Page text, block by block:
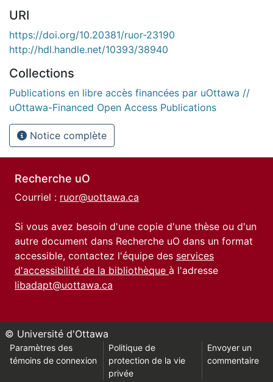
URI
https://doi.org/10.20381/ruor-23190
http://hdl.handle.net/10393/38940
Collections
Publications en libre accès financées par uOttawa //
uOttawa-Financed Open Access Publications
Notice complète
Recherche uO
Courriel : ruor@uottawa.ca
Si vous avez besoin d'une copie d'une thèse ou d'un
autre document dans Recherche uO dans un format
accessible, contactez l'équipe des services
d'accessibilité de la bibliothèque à l'adresse
libadapt@uottawa.ca
© Université d'Ottawa
Paramètres des
témoins de connexion
Politique de
protection de la vie
privée
Envoyer un
commentaire